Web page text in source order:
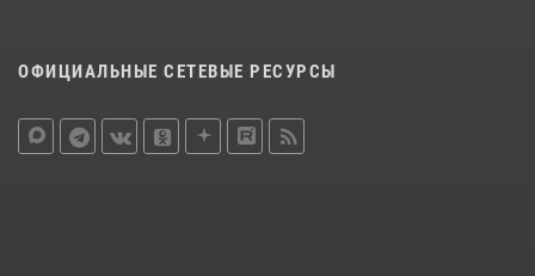
ОФИЦИАЛЬНЫЕ СЕТЕВЫЕ РЕСУРСЫ